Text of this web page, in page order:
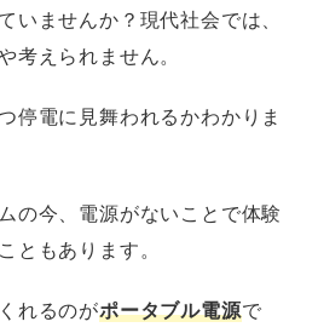
いませんか？現代社会では、
考えられません。
停電に見舞われるかわかりま
の今、電源がないことで体験
ともあります。
れるのがポータブル電源で